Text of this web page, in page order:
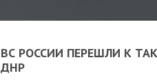
ВС РОССИИ ПЕРЕШЛИ К
ДНР